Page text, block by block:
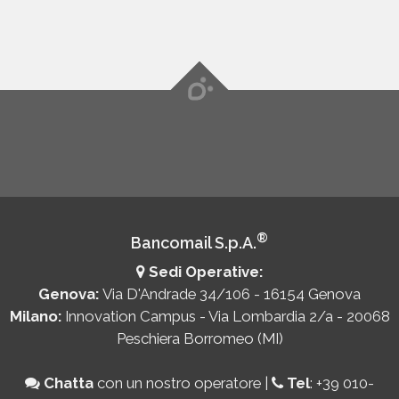
Bancomail S.p.A.®
Sedi Operative:
Genova: Via D'Andrade 34/106 - 16154 Genova
Milano: Innovation Campus - Via Lombardia 2/a - 20068
Peschiera Borromeo (MI)
Chatta con un nostro operatore | Tel: +39 010-